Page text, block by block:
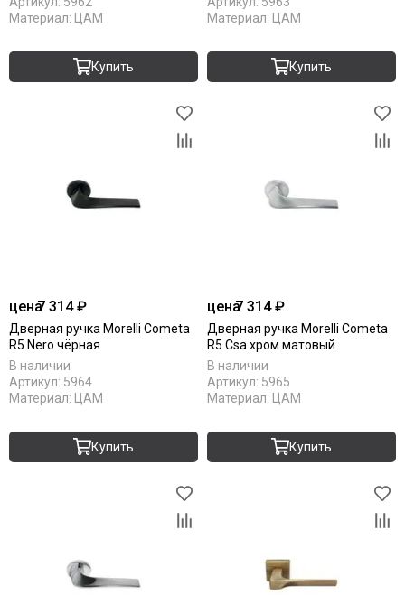
Материал: ЦАМ
Купить
Материал: ЦАМ
Купить
цена7 314 ₽
Дверная ручка Morelli Cometa
R5 Nero чёрная
В наличии
Артикул: 5964
Материал: ЦАМ
Купить
цена7 314 ₽
Дверная ручка Morelli Cometa
R5 Csa хром матовый
В наличии
Артикул: 5965
Материал: ЦАМ
Купить